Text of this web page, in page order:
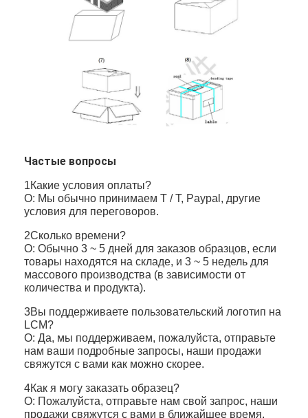
Частые вопросы
1Какие условия оплаты?
О: Мы обычно принимаем T / T, Paypal, другие
условия для переговоров.
2Сколько времени?
О: Обычно 3 ~ 5 дней для заказов образцов, если
товары находятся на складе, и 3 ~ 5 недель для
массового производства (в зависимости от
количества и продукта).
3Вы поддерживаете пользовательский логотип на
LCM?
О: Да, мы поддерживаем, пожалуйста, отправьте
нам ваши подробные запросы, наши продажи
свяжутся с вами как можно скорее.
4Как я могу заказать образец?
О: Пожалуйста, отправьте нам свой запрос, наши
продажи свяжутся с вами в ближайшее время.